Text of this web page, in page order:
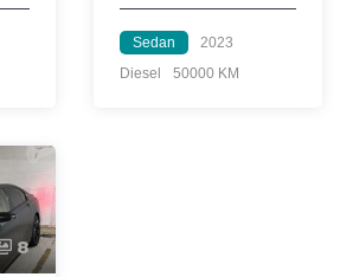
Sedan
2023
Diesel
50000 KM
8